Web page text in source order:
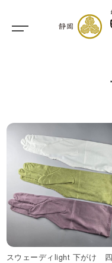
スウェーディlight 下がけ